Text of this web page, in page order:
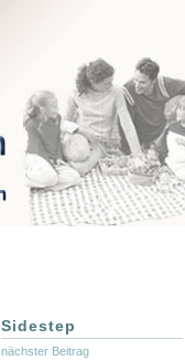
Sidestep
nächster Beitrag